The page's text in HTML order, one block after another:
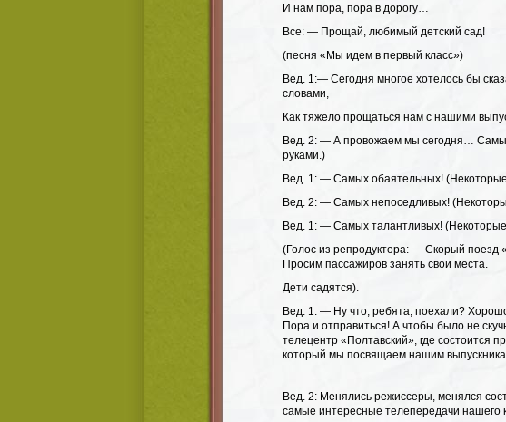
И нам пора, пора в дорогу…
Все: — Прощай, любимый детский сад!
(песня «Мы идем в первый класс»)
Вед. 1:— Сегодня многое хотелось бы
словами,
Как тяжело прощаться нам с нашими
Вед. 2: — А провожаем мы сегодня…
руками.)
Вед. 1: — Самых обаятельных!
Вед. 2: — Самых непоседливых!
Вед. 1: — Самых талантливых!
(Голос из репродуктора: — Скорый поезд
Просим пассажиров занять свои места.
Дети садятся).
Вед. 1: — Ну что, ребята, поехали?
Пора и отправиться! А чтобы было не
телецентр «Полтавский», где состоится
который мы посвящаем нашим
Вед. 2: Менялись режиссеры, менялся
самые интересные телепередачи нашего